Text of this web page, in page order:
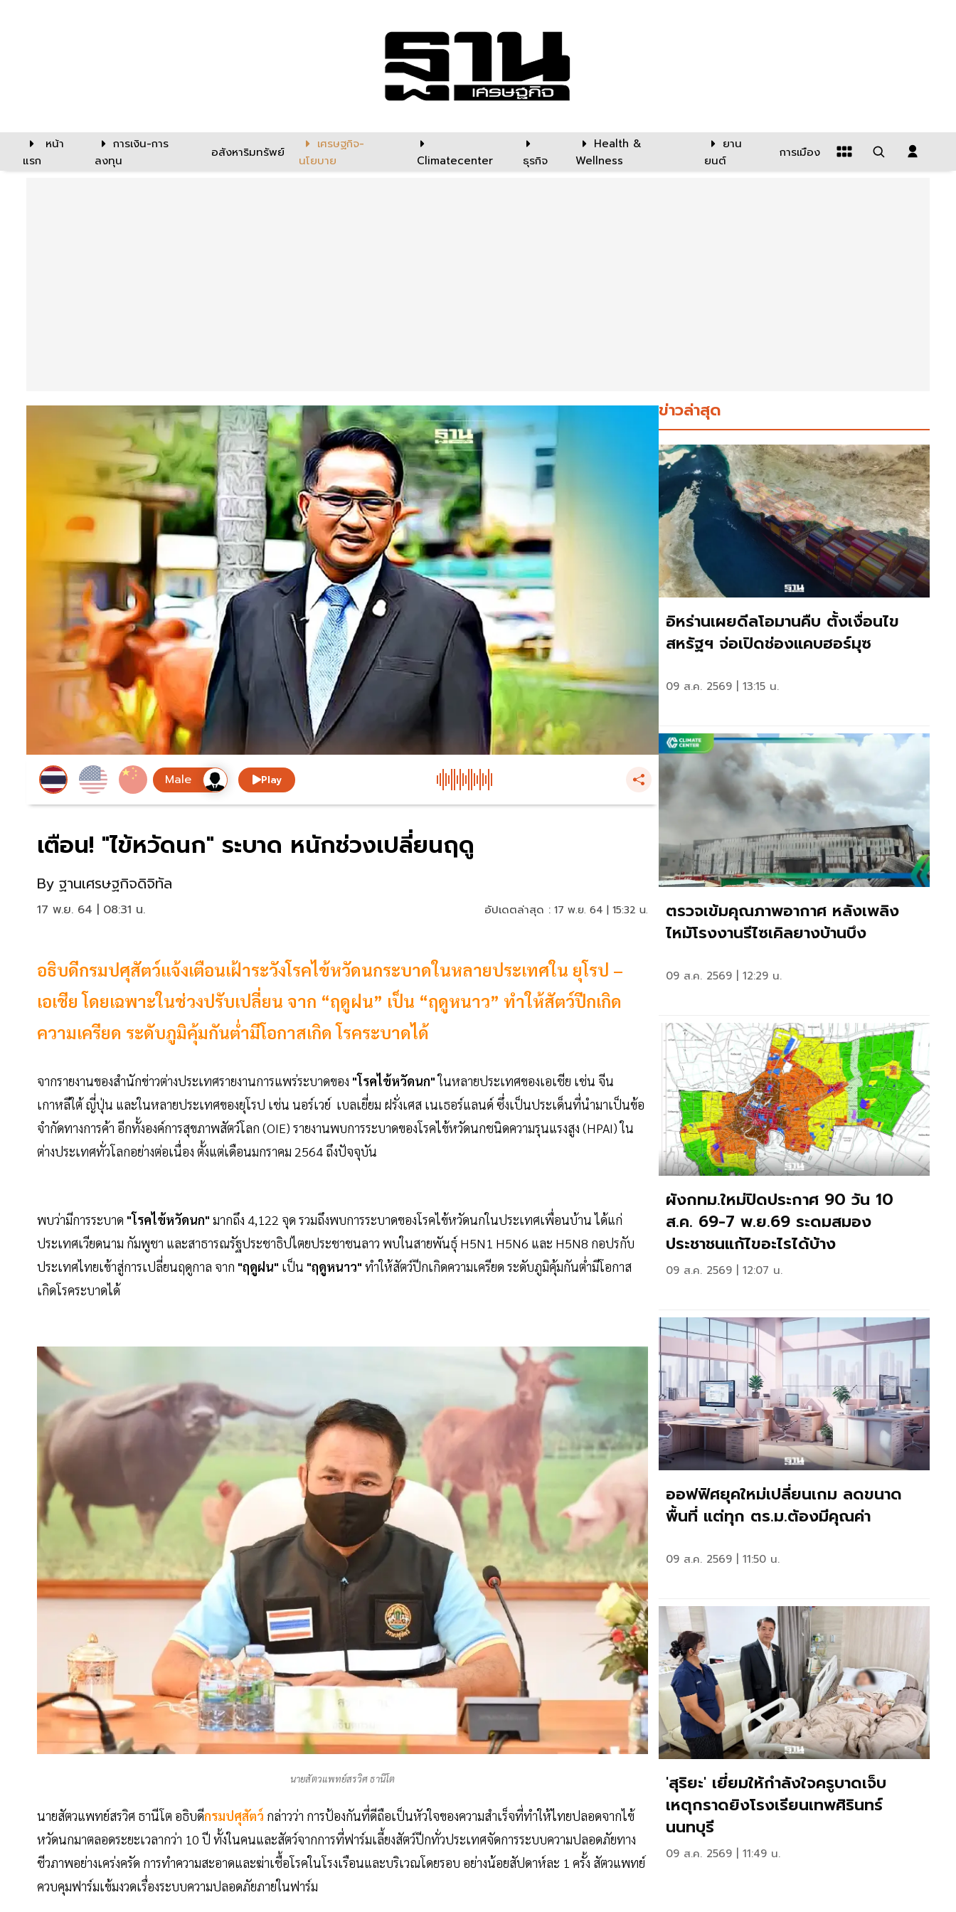
หน้า
แรก
การเงิน-การ
ลงทุน
อสังหาริมทรัพย์
เศรษฐกิจ-
นโยบาย
Climatecenter ธุรกิจ
Health &
Wellness
ยาน
ยนต์
การเมือง
Play
เตือน! "ไข้หวัดนก" ระบาด หนักช่วงเปลี่ยนฤดู
By ฐานเศรษฐกิจดิจิทัล
17 พ.ย. 64 | 08:31 น. อัปเดตล่าสุด : 17 พ.ย. 64 | 15:32 น.
อธิบดีกรมปศุสัตว์แจ้งเตือนเฝ้าระวังโรคไข้หวัดนกระบาดในหลายประเทศใน ยุโรป –
เอเชีย โดยเฉพาะในช่วงปรับเปลี่ยน จาก “ฤดูฝน” เป็น “ฤดูหนาว” ทำให้สัตว์ปีกเกิด
ความเครียด ระดับภูมิคุ้มกันต่ำมีโอกาสเกิด โรคระบาดได้
จากรายงานของสำนักข่าวต่างประเทศรายงานการแพร่ระบาดของ "โรคไข้หวัดนก"ในหลายประเทศของเอเชีย เช่น จีน
เกาหลีใต้ ญี่ปุ่น และในหลายประเทศของยุโรป เช่น นอร์เวย์ เบลเยี่ยม ฝรั่งเศส เนเธอร์แลนด์ ซึ่งเป็นประเด็นที่นำมาเป็นข้อ
จำกัดทางการค้า อีกทั้งองค์การสุขภาพสัตว์โลก (OIE) รายงานพบการระบาดของโรคไข้หวัดนกชนิดความรุนแรงสูง (HPAI) ใน
ต่างประเทศทั่วโลกอย่างต่อเนื่อง ตั้งแต่เดือนมกราคม 2564 ถึงปัจจุบัน
พบว่ามีการระบาด "โรคไข้หวัดนก" มากถึง 4,122 จุด รวมถึงพบการระบาดของโรคไข้หวัดนกในประเทศเพื่อนบ้าน ได้แก่
ประเทศเวียดนาม กัมพูชา และสาธารณรัฐประชาธิปไตยประชาชนลาว พบในสายพันธุ์ H5N1 H5N6 และ H5N8 กอปรกับ
ประเทศไทยเข้าสู่การเปลี่ยนฤดูกาล จาก "ฤดูฝน" เป็น "ฤดูหนาว" ทำให้สัตว์ปีกเกิดความเครียด ระดับภูมิคุ้มกันต่ำมีโอกาส
เกิดโรคระบาดได้
นายสัตวแพทย์สรวิศ ธานีโต
นายสัตวแพทย์สรวิศ ธานีโต อธิบดีกรมปศุสัตว์ กล่าวว่า การป้องกันที่ดีถือเป็นหัวใจของความสำเร็จที่ทำให้ไทยปลอดจากไข้
หวัดนกมาตลอดระยะเวลากว่า 10 ปี ทั้งในคนและสัตว์จากการที่ฟาร์มเลี้ยงสัตว์ปีกทั่วประเทศจัดการระบบความปลอดภัยทาง
ชีวภาพอย่างเคร่งครัด การทำความสะอาดและฆ่าเชื้อโรคในโรงเรือนและบริเวณโดยรอบ อย่างน้อยสัปดาห์ละ 1 ครั้ง สัตวแพทย์
ควบคุมฟาร์มเข้มงวดเรื่องระบบความปลอดภัยภายในฟาร์ม
ข่าวล่าสุด
อิหร่านเผยดีลโอมานคืบ ตั้งเงื่อนไข
สหรัฐฯ จ่อเปิดช่องแคบฮอร์มุซ
09 ส.ค. 2569 | 13:15 น.
ตรวจเข้มคุณภาพอากาศ หลังเพลิง
ไหม้โรงงานรีไซเคิลยางบ้านบึง
09 ส.ค. 2569 | 12:29 น.
ผังกทม.ใหม่ปิดประกาศ 90 วัน 10
ส.ค. 69-7 พ.ย.69 ระดมสมอง
ประชาชนแก้ไขอะไรได้บ้าง
09 ส.ค. 2569 | 12:07 น.
ออฟฟิศยุคใหม่เปลี่ยนเกม ลดขนาด
พื้นที่ แต่ทุก ตร.ม.ต้องมีคุณค่า
09 ส.ค. 2569 | 11:50 น.
'สุริยะ' เยี่ยมให้กำลังใจครูบาดเจ็บ
เหตุกราดยิงโรงเรียนเทพศิรินทร์
นนทบุรี
09 ส.ค. 2569 | 11:49 น.